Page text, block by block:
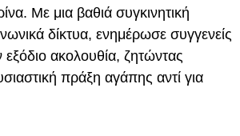
Με μια βαθιά συγκινητική
δίκτυα, ενημέρωσε συγγενείς
εξόδιο ακολουθία, ζητώντας
πράξη αγάπης αντί για